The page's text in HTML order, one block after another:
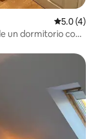
5.0 (4)
un dormitorio con